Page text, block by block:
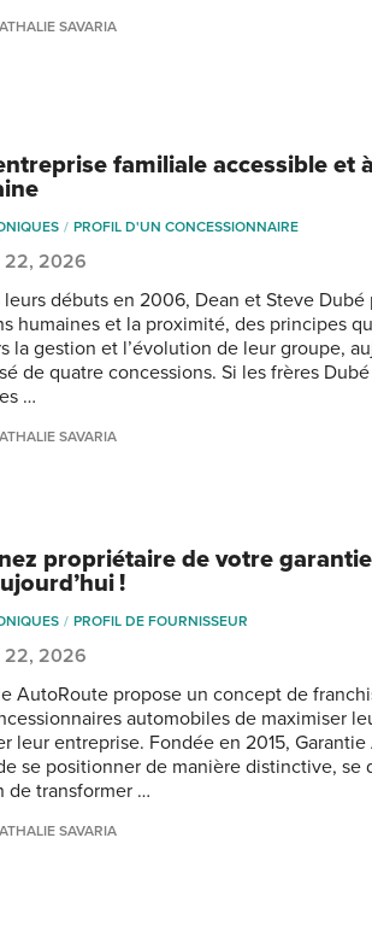
SAVARIA
familiale accessible et
PROFIL D'UN CONCESSIONNAIRE
22, 2026
leurs débuts en 2006, Dean et Steve
humaines et la proximité, des principes
la gestion et l’évolution de leur groupe,
de quatre concessions. Si les frères
…
SAVARIA
propriétaire de votre
!
PROFIL DE FOURNISSEUR
22, 2026
AutoRoute propose un concept de
automobiles de maximiser
leur entreprise. Fondée en 2015,
se positionner de manière distinctive, se
de transformer …
SAVARIA